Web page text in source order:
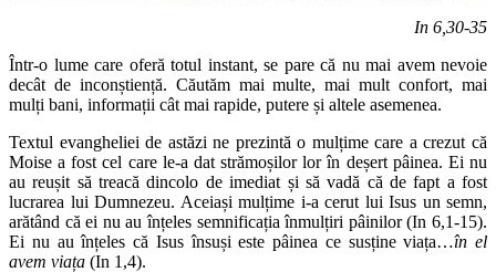
In 6,30-35
Într-o lume care oferă totul instant, se pare că nu mai avem nevoie
decât de inconștiență. Căutăm mai multe, mai mult confort, mai
mulți bani, informații cât mai rapide, putere și altele asemenea.
Textul evangheliei de astăzi ne prezintă o mulțime care a crezut că
Moise a fost cel care le-a dat strămoșilor lor în deșert pâinea. Ei nu
au reușit să treacă dincolo de imediat și să vadă că de fapt a fost
lucrarea lui Dumnezeu. Aceiași mulțime i-a cerut lui Isus un semn,
arătând că ei nu au înțeles semnificația înmulțiri pâinilor (In 6,1-15).
Ei nu au înțeles că Isus însuși este pâinea ce susține viața…în el
avem viața (In 1,4).